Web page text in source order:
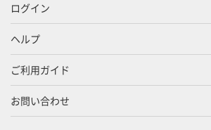
ログイン
ヘルプ
ご利用ガイド
お問い合わせ